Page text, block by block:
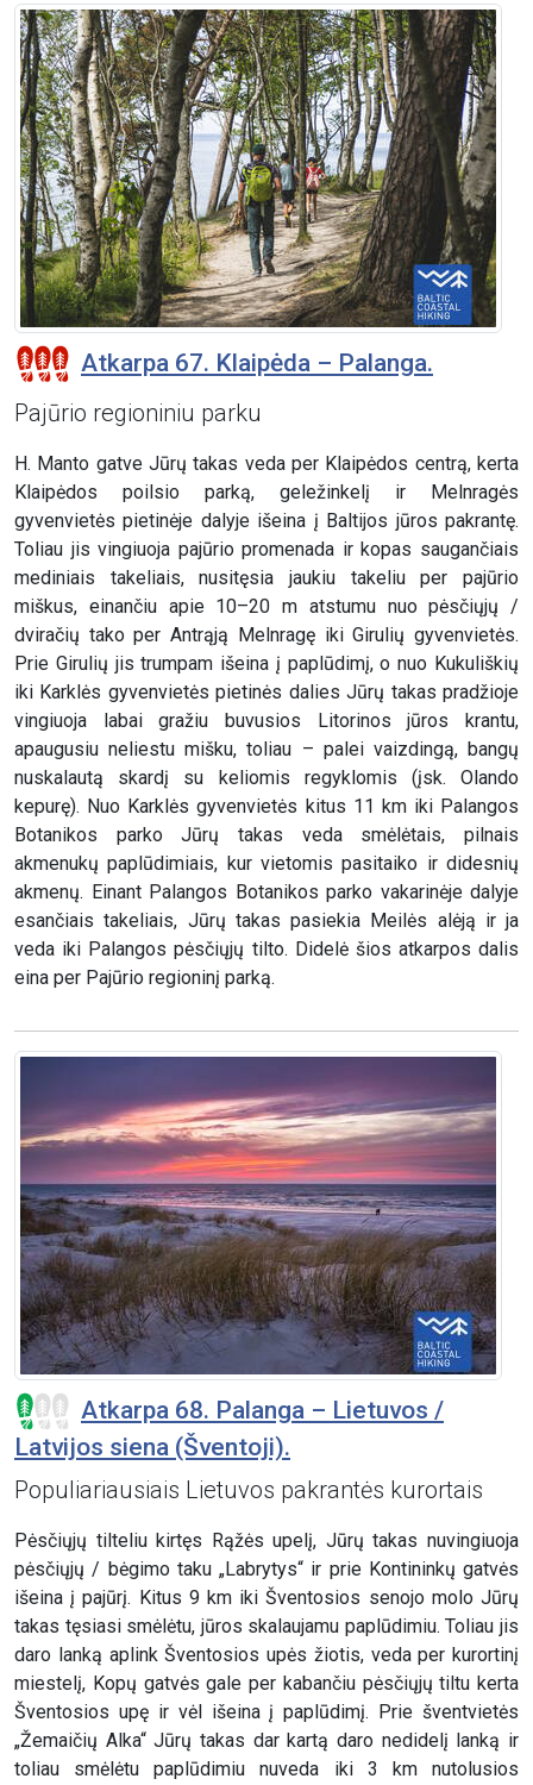
Atkarpa 67. Klaipėda – Palanga.
Pajūrio regioniniu parku
H. Manto gatve Jūrų takas veda per Klaipėdos centrą, kerta
Klaipėdos poilsio parką, geležinkelį ir Melnragės
gyvenvietės pietinėje dalyje išeina į Baltijos jūros pakrantę.
Toliau jis vingiuoja pajūrio promenada ir kopas saugančiais
mediniais takeliais, nusitęsia jaukiu takeliu per pajūrio
miškus, einančiu apie 10–20 m atstumu nuo pėsčiųjų /
dviračių tako per Antrąją Melnragę iki Girulių gyvenvietės.
Prie Girulių jis trumpam išeina į paplūdimį, o nuo Kukuliškių
iki Karklės gyvenvietės pietinės dalies Jūrų takas pradžioje
vingiuoja labai gražiu buvusios Litorinos jūros krantu,
apaugusiu neliestu mišku, toliau – palei vaizdingą, bangų
nuskalautą skardį su keliomis regyklomis (įsk. Olando
kepurę). Nuo Karklės gyvenvietės kitus 11 km iki Palangos
Botanikos parko Jūrų takas veda smėlėtais, pilnais
akmenukų paplūdimiais, kur vietomis pasitaiko ir didesnių
akmenų. Einant Palangos Botanikos parko vakarinėje dalyje
esančiais takeliais, Jūrų takas pasiekia Meilės alėją ir ja
veda iki Palangos pėsčiųjų tilto. Didelė šios atkarpos dalis
eina per Pajūrio regioninį parką.
Atkarpa 68. Palanga – Lietuvos /
Latvijos siena (Šventoji).
Populiariausiais Lietuvos pakrantės kurortais
Pėsčiųjų tilteliu kirtęs Rąžės upelį, Jūrų takas nuvingiuoja
pėsčiųjų / bėgimo taku „Labrytys“ ir prie Kontininkų gatvės
išeina į pajūrį. Kitus 9 km iki Šventosios senojo molo Jūrų
takas tęsiasi smėlėtu, jūros skalaujamu paplūdimiu. Toliau jis
daro lanką aplink Šventosios upės žiotis, veda per kurortinį
miestelį, Kopų gatvės gale per kabančiu pėsčiųjų tiltu kerta
Šventosios upę ir vėl išeina į paplūdimį. Prie šventvietės
„Žemaičių Alka“ Jūrų takas dar kartą daro nedidelį lanką ir
toliau smėlėtu paplūdimiu nuveda iki 3 km nutolusios